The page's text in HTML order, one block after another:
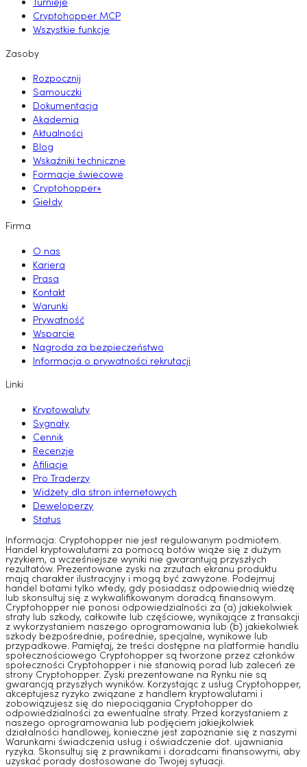
Turnieje
Cryptohopper MCP
Wszystkie funkcje
Zasoby
Rozpocznij
Samouczki
Dokumentacja
Akademia
Aktualności
Blog
Wskaźniki techniczne
Formacje świecowe
Cryptohopper+
Giełdy
Firma
O nas
Kariera
Prasa
Kontakt
Warunki
Prywatność
Wsparcie
Nagroda za bezpieczeństwo
Informacja o prywatności rekrutacji
Linki
Kryptowaluty
Sygnały
Cennik
Recenzje
Afiliacje
Pro Traderzy
Widżety dla stron internetowych
Deweloperzy
Status
Informacja: Cryptohopper nie jest regulowanym podmiotem.
Handel kryptowalutami za pomocą botów wiąże się z dużym
ryzykiem, a wcześniejsze wyniki nie gwarantują przyszłych
rezultatów. Prezentowane zyski na zrzutach ekranu produktu
mają charakter ilustracyjny i mogą być zawyżone. Podejmuj
handel botami tylko wtedy, gdy posiadasz odpowiednią wiedzę
lub skonsultuj się z wykwalifikowanym doradcą finansowym.
Cryptohopper nie ponosi odpowiedzialności za (a) jakiekolwiek
straty lub szkody, całkowite lub częściowe, wynikające z transakcji
z wykorzystaniem naszego oprogramowania lub (b) jakiekolwiek
szkody bezpośrednie, pośrednie, specjalne, wynikowe lub
przypadkowe. Pamiętaj, że treści dostępne na platformie handlu
społecznościowego Cryptohopper są tworzone przez członków
społeczności Cryptohopper i nie stanowią porad lub zaleceń ze
strony Cryptohopper. Zyski prezentowane na Rynku nie są
gwarancją przyszłych wyników. Korzystając z usług Cryptohopper,
akceptujesz ryzyko związane z handlem kryptowalutami i
zobowiązujesz się do niepociągania Cryptohopper do
odpowiedzialności za ewentualne straty. Przed korzystaniem z
naszego oprogramowania lub podjęciem jakiejkolwiek
działalności handlowej, konieczne jest zapoznanie się z naszymi
Warunkami świadczenia usług i oświadczenie dot. ujawniania
ryzyka. Skonsultuj się z prawnikami i doradcami finansowymi, aby
uzyskać porady dostosowane do Twojej sytuacji.